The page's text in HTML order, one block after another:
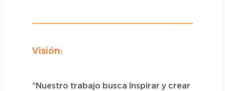
Visión:
“Nuestro trabajo busca Inspirar y crear